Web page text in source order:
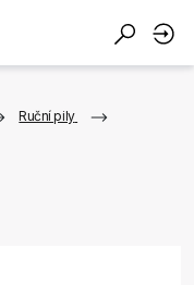
Ruční pily